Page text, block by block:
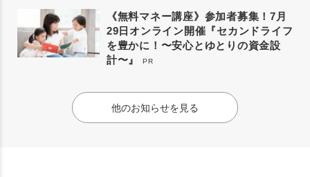
《無料マネー講座》参加者募集！7月
29日オンライン開催『セカンドライフ
を豊かに！〜安心とゆとりの資金設
計〜』
PR
他のお知らせを見る